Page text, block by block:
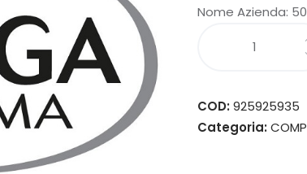
Nome Azienda:
COD:925925935
Categoria: